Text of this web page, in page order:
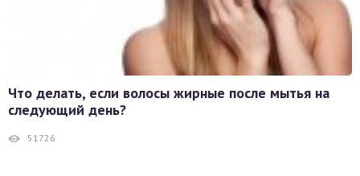
Что делать, если волосы жирные после мытья на
следующий день?
51726